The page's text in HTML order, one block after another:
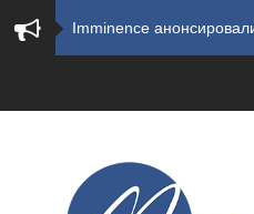
​Imminence
​Summer Breeze Open